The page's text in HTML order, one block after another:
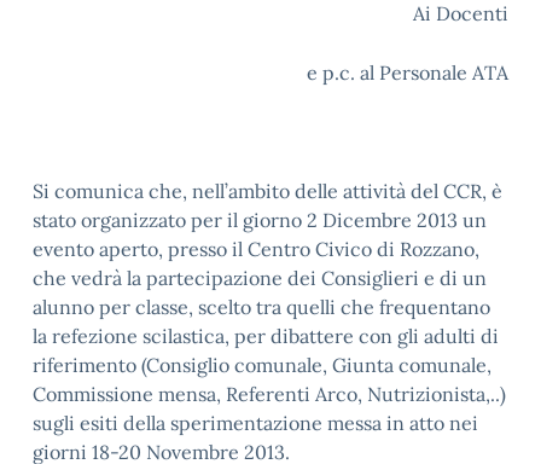
Ai Docenti
e p.c. al Personale ATA
Si comunica che, nell’ambito delle attività del CCR, è
stato organizzato per il giorno 2 Dicembre 2013 un
evento aperto, presso il Centro Civico di Rozzano,
che vedrà la partecipazione dei Consiglieri e di un
alunno per classe, scelto tra quelli che frequentano
la refezione scilastica, per dibattere con gli adulti di
riferimento (Consiglio comunale, Giunta comunale,
Commissione mensa, Referenti Arco, Nutrizionista,..)
sugli esiti della sperimentazione messa in atto nei
giorni 18-20 Novembre 2013.